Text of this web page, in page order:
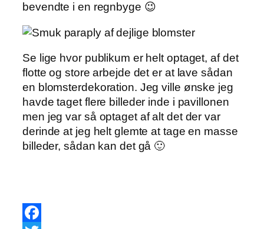
bevendte i en regnbyge 😉
Se lige hvor publikum er helt optaget, af det
flotte og store arbejde det er at lave sådan
en blomsterdekoration. Jeg ville ønske jeg
havde taget flere billeder inde i pavillonen
men jeg var så optaget af alt det der var
derinde at jeg helt glemte at tage en masse
billeder, sådan kan det gå 🙂